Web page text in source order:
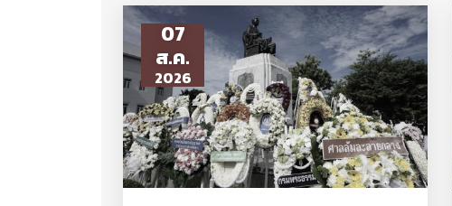
07
ส.ค.
2026